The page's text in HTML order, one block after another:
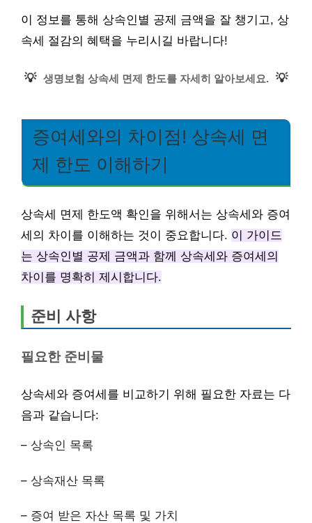
이 정보를 통해 상속인별 공제 금액을 잘 챙기고, 상
속세 절감의 혜택을 누리시길 바랍니다!
💡 생명보험 상속세 면제 한도를 자세히 알아보세요. 💡
증여세와의 차이점! 상속세 면
제 한도 이해하기
상속세 면제 한도액 확인을 위해서는 상속세와 증여
세의 차이를 이해하는 것이 중요합니다. 이 가이드
는 상속인별 공제 금액과 함께 상속세와 증여세의
차이를 명확히 제시합니다.
준비 사항
필요한 준비물
상속세와 증여세를 비교하기 위해 필요한 자료는 다
음과 같습니다:
– 상속인 목록
– 상속재산 목록
– 증여 받은 자산 목록 및 가치